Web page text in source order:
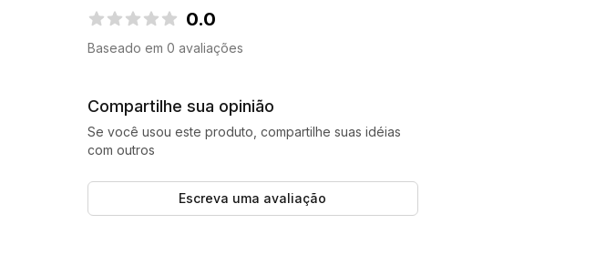
0.0
Baseado em 0 avaliações
Compartilhe sua opinião
Se você usou este produto, compartilhe suas idéias
com outros
Escreva uma avaliação